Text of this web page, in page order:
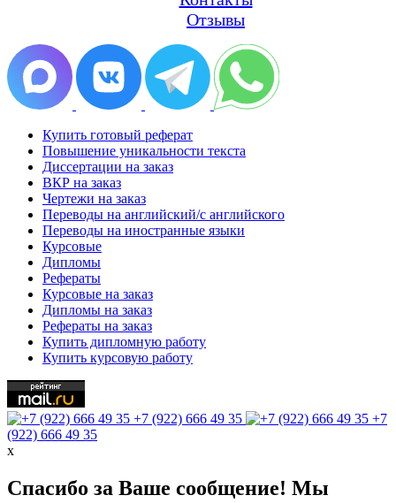
Отзывы
Купить готовый реферат
Повышение уникальности текста
Диссертации на заказ
ВКР на заказ
Чертежи на заказ
Переводы на английский/с английского
Переводы на иностранные языки
Курсовые
Дипломы
Рефераты
Курсовые на заказ
Дипломы на заказ
Рефераты на заказ
Купить дипломную работу
Купить курсовую работу
+7 (922) 666 49 35
+7
(922) 666 49 35
х
Спасибо за Ваше сообщение! Мы